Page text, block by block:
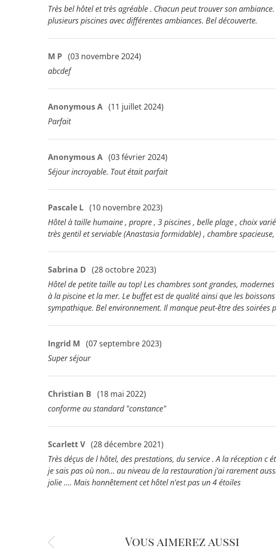
Très bel hôtel et très agréable . Chacun peut trouver son
plusieurs piscines avec différentes ambiances. Bel découverte.
M P (03 novembre 2024)
abcdef
Anonymous A (11 juillet 2024)
Parfait
Anonymous A (03 février 2024)
Séjour incroyable. Tout était parfait
Pascale L (10 novembre 2023)
Hôtel à taille humaine , propre , 3 piscines , belle plage , choix
très gentil et serviable (Anastasia formidable) , chambre
Sabrina D (28 octobre 2023)
Hôtel de petite taille au top! Les chambres sont grandes,
à la piscine et la mer. Le buffet est de qualité ainsi que les
sympathique. Bel environnement. Il manque peut-être des soirées
Ingrid M (07 septembre 2023)
Super séjour
Christian B (18 mai 2022)
conforme au standard "constance"
Scarlett V (28 décembre 2021)
Très déçus de l hôtel, des prestations, du service . A la réception
je sais pas où non… au niveau de la restauration j’ai rarement
jolie …. Mais honnêtement cet hôtel n’est pas un 4 étoiles
Vous aimerez aussi